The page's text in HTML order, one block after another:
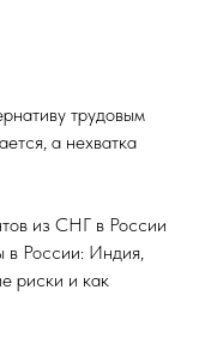
трудовым
а нехватка
из СНГ в России
в России: Индия,
риски и как